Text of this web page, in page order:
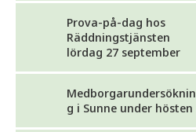
Prova-på-dag hos
Räddningstjänsten
lördag 27 september
Medborgarundersöknin
g i Sunne under hösten